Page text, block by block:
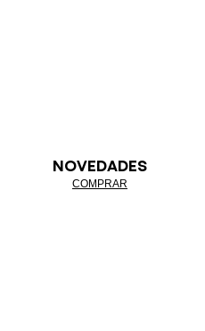
NOVEDADES
COMPRAR